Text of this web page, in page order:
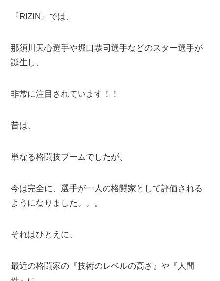
『RIZIN』では、
那須川天心選手や堀口恭司選手などのスター選手が
誕生し、
非常に注目されています！！
昔は、
単なる格闘技ブームでしたが、
今は完全に、選手が一人の格闘家として評価される
ようになりました。。。
それはひとえに、
最近の格闘家の『技術のレベルの高さ』や『人間